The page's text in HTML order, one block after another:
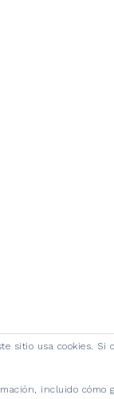
sitio usa cookies. Si
incluido cómo